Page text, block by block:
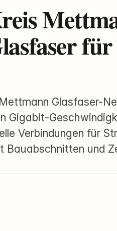
für
Glasfaser-
Gigabit-
Verbindungen für
und